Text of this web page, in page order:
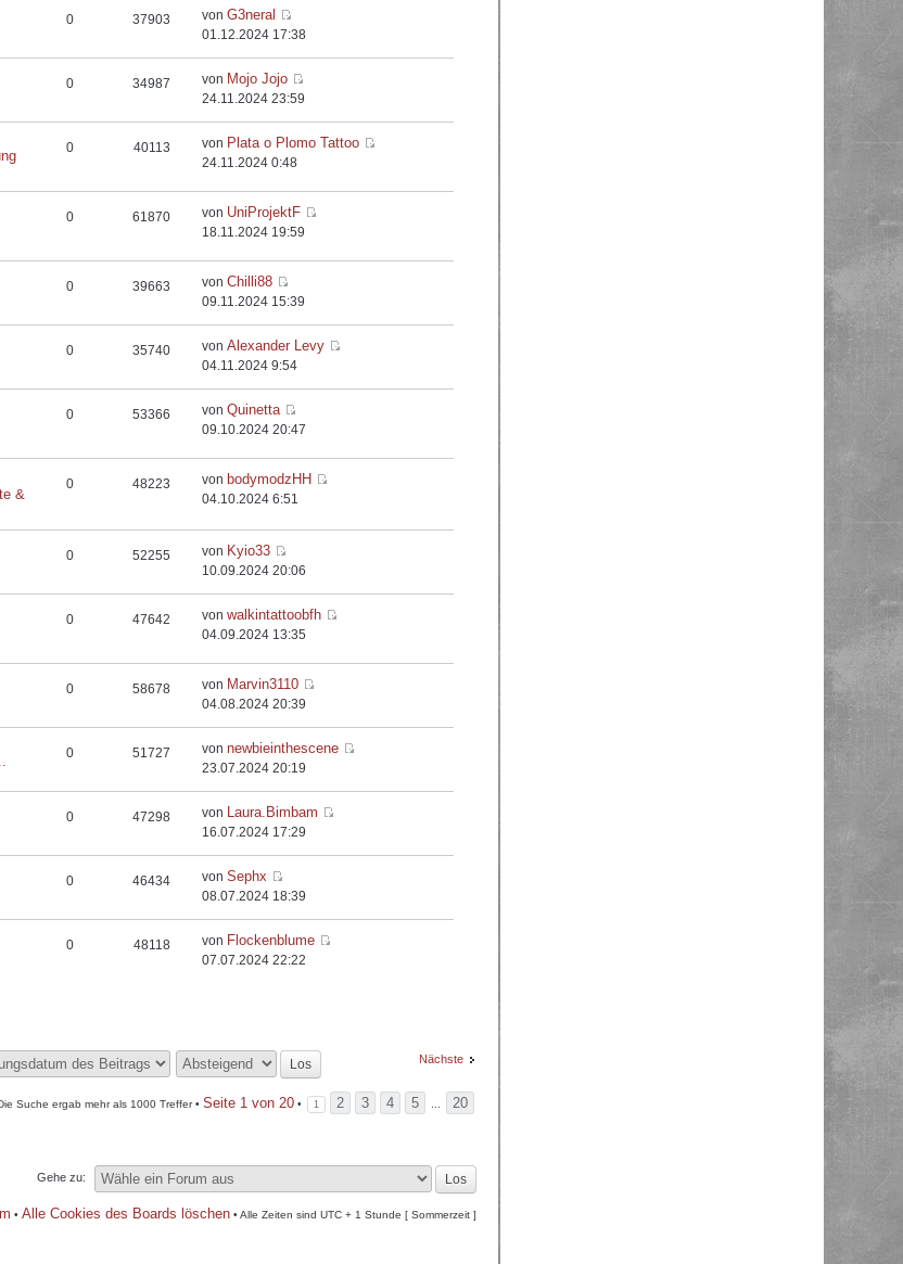
0 37903 vonG3neral
01.12.2024 17:38
0 34987 von Mojo Jojo
24.11.2024 23:59
0 40113 von Plata o Plomo Tattoo
24.11.2024 0:48
0 61870 von UniProjektF
18.11.2024 19:59
0 39663 vonChilli88
09.11.2024 15:39
0 35740 vonAlexander Levy
04.11.2024 9:54
0 53366 vonQuinetta
09.10.2024 20:47
&
0 48223 von bodymodzHH
04.10.2024 6:51
0 52255 von Kyio33
10.09.2024 20:06
0 47642 vonwalkintattoobfh
04.09.2024 13:35
0 58678 von Marvin3110
04.08.2024 20:39
0 51727 vonnewbieinthescene
23.07.2024 20:19
0 47298 von Laura.Bimbam
16.07.2024 17:29
0 46434 vonSephx
08.07.2024 18:39
0 48118 von Flockenblume
07.07.2024 22:22
Nächste
Suche ergab mehr als 1000 Treffer • Seite 1 von 20 • 1 2 3 4 5 20
Gehe zu:
• Alle Cookies des Boards löschen • Alle Zeiten sind UTC + 1 Stunde [ Sommerzeit ]